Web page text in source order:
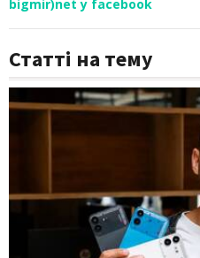
bigmir)net у facebook
Статті на тему